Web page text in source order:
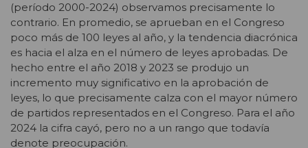
(período 2000-2024) observamos precisamente lo
contrario. En promedio, se aprueban en el Congreso
poco más de 100 leyes al año, y la tendencia diacrónica
es hacia el alza en el número de leyes aprobadas. De
hecho entre el año 2018 y 2023 se produjo un
incremento muy significativo en la aprobación de
leyes, lo que precisamente calza con el mayor número
de partidos representados en el Congreso. Para el año
2024 la cifra cayó, pero no a un rango que todavía
denote preocupación.